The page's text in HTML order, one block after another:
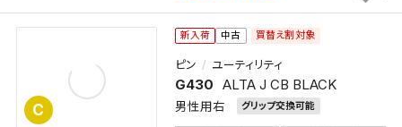
C
新入荷 中古 買替え割対象
ピン ユーティリティ
G430 ALTA J CB BLACK
男性用右 グリップ交換可能
よく探す商品を、毎回条件指定することなく簡単に開
検索条件